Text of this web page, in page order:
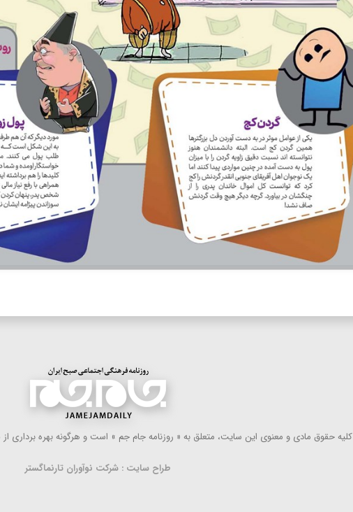
كلیه حقوق مادی و معنوی این سایت، متعلق به « روزنامه جام جم » است و هرگونه بهره ‌برداری
طراح سایت : شرکت نوآوران تارنماگستر